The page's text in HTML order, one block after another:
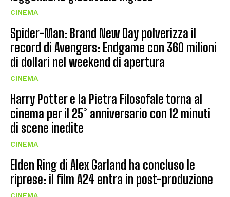
CINEMA
Spider-Man: Brand New Day polverizza il
record di Avengers: Endgame con 360 milioni
di dollari nel weekend di apertura
CINEMA
Harry Potter e la Pietra Filosofale torna al
cinema per il 25° anniversario con 12 minuti
di scene inedite
CINEMA
Elden Ring di Alex Garland ha concluso le
riprese: il film A24 entra in post-produzione
CINEMA